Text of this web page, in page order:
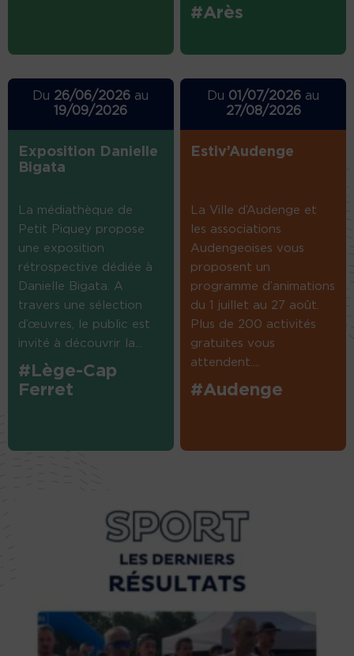
#Arès
Du 26/06/2026 au
19/09/2026
Exposition Danielle
Bigata
La médiathèque de
Petit Piquey propose
une exposition
rétrospective dédiée à
Danielle Bigata. A
travers une sélection
d’œuvres, le public est
invité à découvrir la...
#Lège-Cap
Ferret
Du 01/07/2026 au
27/08/2026
Estiv’Audenge
La Ville d’Audenge et
les associations
Audengeoises vous
proposent un
programme d’animations
du 1 juillet au 27 août.
Plus de 200 activités
gratuites vous
attendent....
#Audenge